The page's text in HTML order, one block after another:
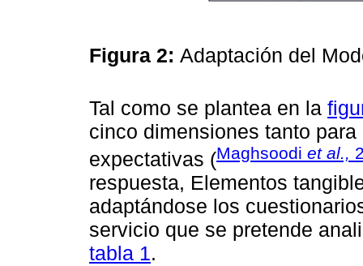
Figura 2: Adaptación del
Tal como se plantea en la
cinco dimensiones tanto
expectativas (Maghsoodi et al.,
respuesta, Elementos
adaptándose los
servicio que se pretende
tabla 1.